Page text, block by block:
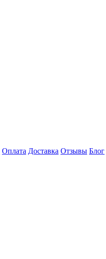
Оплата Доставка Отзывы Блог